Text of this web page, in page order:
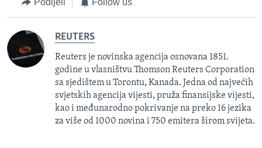
Podijeli Follow us
REUTERS
Reuters je novinska agencija osnovana 1851.
godine u vlasništvu Thomson Reuters Corporation
sa sjedištem u Torontu, Kanada. Jedna od najvećih
svjetskih agencija vijesti, pruža finansijske vijesti,
kao i međunarodno pokrivanje na preko 16 jezika
za više od 1000 novina i 750 emitera širom svijeta.